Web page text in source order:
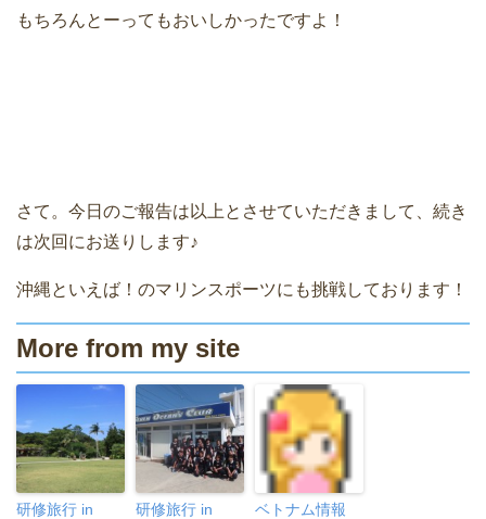
もちろんとーってもおいしかったですよ！
さて。今日のご報告は以上とさせていただきまして、続き
は次回にお送りします♪
沖縄といえば！のマリンスポーツにも挑戦しております！
More from my site
研修旅行 in
研修旅行 in
ベトナム情報